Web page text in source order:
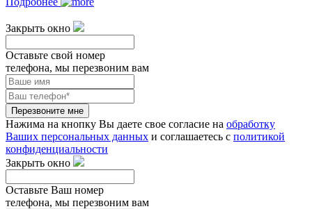
Закрыть окно
Оставьте свой номер
телефона, мы перезвоним вам
Перезвоните мне
Нажима на кнопку Вы даете свое согласие на обработку
Ваших персональных данных и соглашаетесь с политикой
конфиденциальности
Закрыть окно
Оставьте Ваш номер
телефона, мы перезвоним вам